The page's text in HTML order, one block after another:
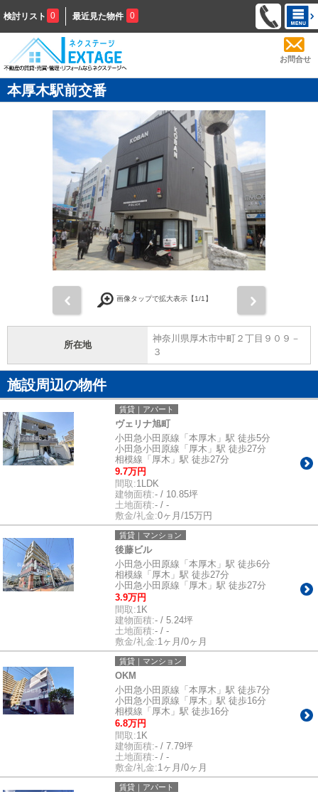
検討リスト 0 最近見た物件 0
お問合せ
本厚木駅前交番
画像タップで拡大表示【1/1】
所在地
神奈川県厚木市中町２丁目９０９－
３
施設周辺の物件
賃貸｜アパート
ヴェリナ旭町
小田急小田原線「本厚木」駅 徒歩5分
小田急小田原線「厚木」駅 徒歩27分
相模線「厚木」駅 徒歩27分
9.7万円
間取:1LDK
建物面積:- / 10.85坪
土地面積:- / -
敷金/礼金:0ヶ月/15万円
賃貸｜マンション
後藤ビル
小田急小田原線「本厚木」駅 徒歩6分
相模線「厚木」駅 徒歩27分
小田急小田原線「厚木」駅 徒歩27分
3.9万円
間取:1K
建物面積:- / 5.24坪
土地面積:- / -
敷金/礼金:1ヶ月/0ヶ月
賃貸｜マンション
OKM
小田急小田原線「本厚木」駅 徒歩7分
小田急小田原線「厚木」駅 徒歩16分
相模線「厚木」駅 徒歩16分
6.8万円
間取:1K
建物面積:- / 7.79坪
土地面積:- / -
敷金/礼金:1ヶ月/0ヶ月
賃貸｜アパート